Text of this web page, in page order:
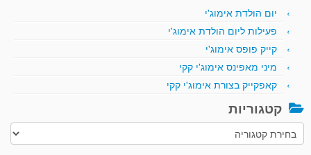
יום הולדת אימוג'י
פעילות ליום הולדת אימוג'י
קייק פופס אימוג'י
מיני מאפינס אימוג'י קקי
קאפקייק בצורת אימוג'י קקי
קטגוריות
קטגוריות